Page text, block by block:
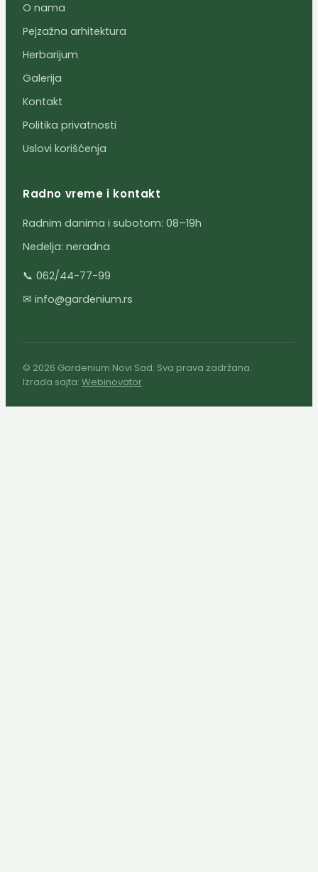
O nama
Pejzažna arhitektura
Herbarijum
Galerija
Kontakt
Politika privatnosti
Uslovi korišćenja
Radno vreme i kontakt
Radnim danima i subotom: 08–19h
Nedelja: neradna
📞 062/44-77-99
✉ info@gardenium.rs
© 2026 Gardenium Novi Sad. Sva prava zadržana.
Izrada sajta: Webinovator